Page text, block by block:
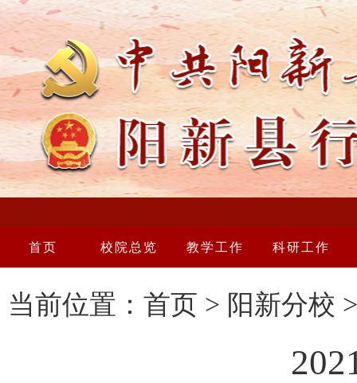
首页 校院总览 教学工作 科研工作
当前位置： 首页 > 阳新分校